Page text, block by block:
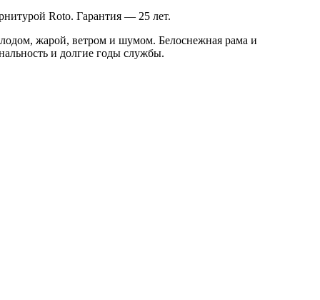
Roto. Гарантия — 25 лет.
жарой, ветром и шумом. Белоснежная рама и
и долгие годы службы.